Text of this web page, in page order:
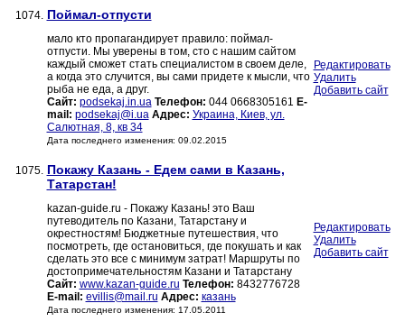
1074. Поймал-отпусти
мало кто пропагандирует правило: поймал-
отпусти. Мы уверены в том, сто с нашим сайтом
каждый сможет стать специалистом в своем деле,
а когда это случится, вы сами придете к мысли, что
рыба не еда, а друг.
Сайт: podsekaj.in.ua Телефон: 044 0668305161 E-
mail: podsekaj@i.ua Адрес: Украина, Киев, ул.
Салютная, 8, кв 34
Дата последнего изменения: 09.02.2015
Редактировать
Удалить
Добавить сайт
1075. Покажу Казань - Едем сами в Казань,
Татарстан!
kazan-guide.ru - Покажу Казань! это Ваш
путеводитель по Казани, Татарстану и
окрестностям! Бюджетные путешествия, что
посмотреть, где остановиться, где покушать и как
сделать это все с минимум затрат! Маршруты по
достопримечательностям Казани и Татарстану
Сайт: www.kazan-guide.ru Телефон: 8432776728
E-mail: evillis@mail.ru Адрес: казань
Дата последнего изменения: 17.05.2011
Редактировать
Удалить
Добавить сайт